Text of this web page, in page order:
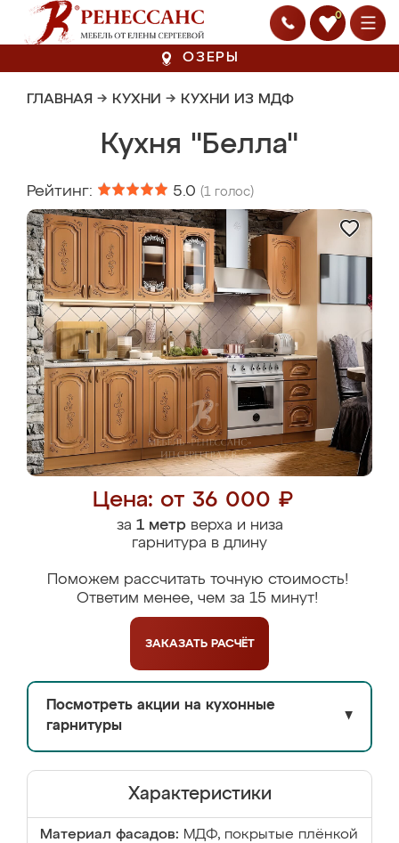
0
ОЗЕРЫ
ГЛАВНАЯ → КУХНИ → КУХНИ ИЗ МДФ
Кухня "Белла"
Рейтинг: 5.0 (1 голос)
Цена: от 36 000 ₽
за 1 метрверха и низа
гарнитура в длину
Поможем рассчитать точную стоимость!
Ответим менее, чем за 15 минут!
ЗАКАЗАТЬ РАСЧЁТ
Посмотреть акции на кухонные
гарнитуры
▼
Характеристики
Материал фасадов: МДФ, покрытые плёнкой